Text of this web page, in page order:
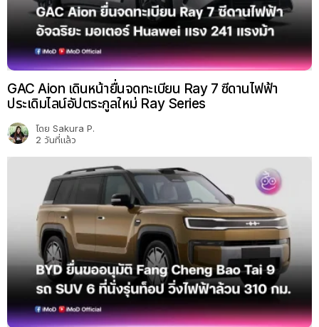
GAC Aion เดินหน้ายื่นจดทะเบียน Ray 7 ซีดานไฟฟ้า
ประเดิมไลน์อัปตระกูลใหม่ Ray Series
โดย Sakura P.
2 วันที่แล้ว